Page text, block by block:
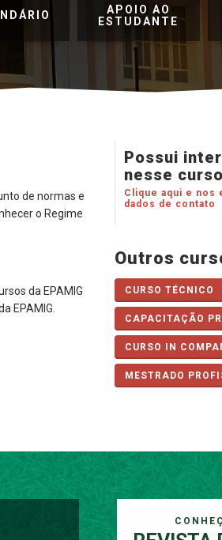
APOIO AO
ESTUDANTE
de normas e
o Regime
da EPAMIG
EPAMIG.
Possui
nesse
Clique aqui e nos
dados de contato
Outros
CURSO TÉCNICO
CAPACITAÇÃO
CURSO IN
MESTRADO